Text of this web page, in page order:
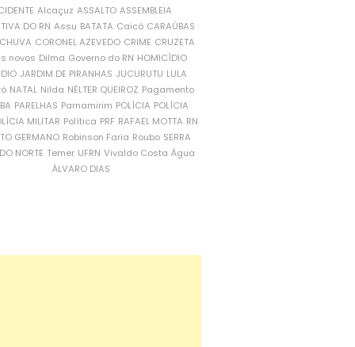
Alcaçuz ASSALTO ASSEMBLEIA
DO RN Assu BATATA Caicó CARAÚBAS
CORONEL AZEVEDO CRIME CRUZETA
novos Dilma Governo do RN HOMICÍDIO
JARDIM DE PIRANHAS JUCURUTU LULA
NATAL Nilda NÉLTER QUEIROZ Pagamento
PARELHAS Parnamirim POLÍCIA POLÍCIA
MILITAR Política PRF RAFAEL MOTTA RN
GERMANO Robinson Faria Roubo SERRA
NORTE Temer UFRN Vivaldo Costa Água
ÁLVARO DIAS